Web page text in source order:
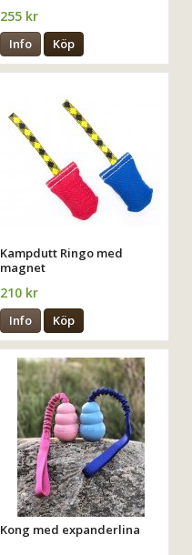
255 kr
Info Köp
Kampdutt Ringo med
magnet
210 kr
Info Köp
Kong med expanderlina